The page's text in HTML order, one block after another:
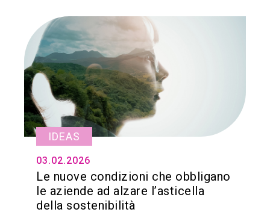
IDEAS
03.02.2026
Le nuove condizioni che obbligano
le aziende ad alzare l’asticella
della sostenibilità